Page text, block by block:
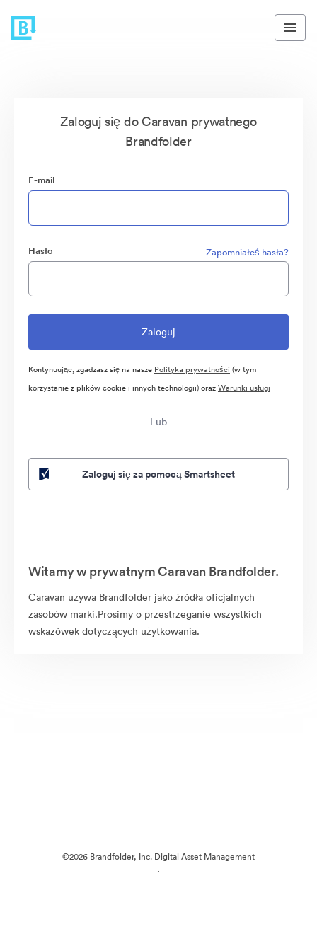
Zaloguj się do Caravan prywatnego
Brandfolder
E-mail
Hasło Zapomniałeś hasła?
Kontynuując, zgadzasz się na nasze Polityka prywatności (w tym
korzystanie z plików cookie i innych technologii) orazWarunki usługi
Lub
Zaloguj się za pomocą Smartsheet
Witamy w prywatnym Caravan Brandfolder.
Caravan używa Brandfolder jako źródła oficjalnych
zasobów marki.Prosimy o przestrzeganie wszystkich
wskazówek dotyczących użytkowania.
©2026 Brandfolder, Inc. Digital Asset Management
·